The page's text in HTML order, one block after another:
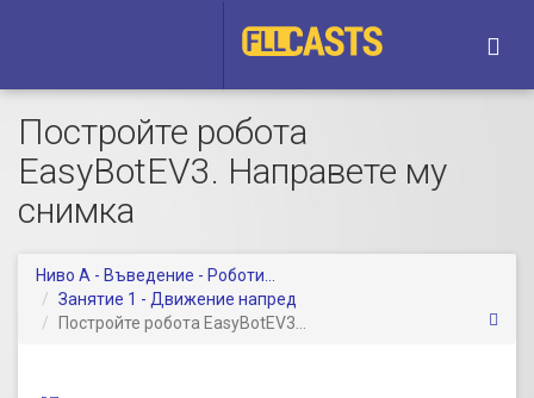
Постройте робота
EasyBotEV3. Направете му
снимка
Ниво A - Въведение - Роботи...
Занятие 1 - Движение напред
Постройте робота EasyBotEV3...
1. Занятие 1 - Движение напред
Въведение
Днес ще...